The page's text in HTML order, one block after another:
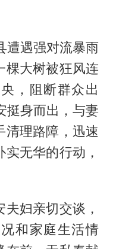
遭遇强对流暴雨
棵大树被狂风连
，阻断群众出
挺身而出，与妻
清理路障，迅速
无华的行动，
妇亲切交谈，
和家庭生活情